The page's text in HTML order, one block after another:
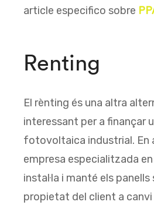
article especifico sobre
Renting
El rènting és una altra
interessant per a finançar
fotovoltaica industrial. En
empresa especialitzada
instal·la i manté els panells
propietat del client a canvi